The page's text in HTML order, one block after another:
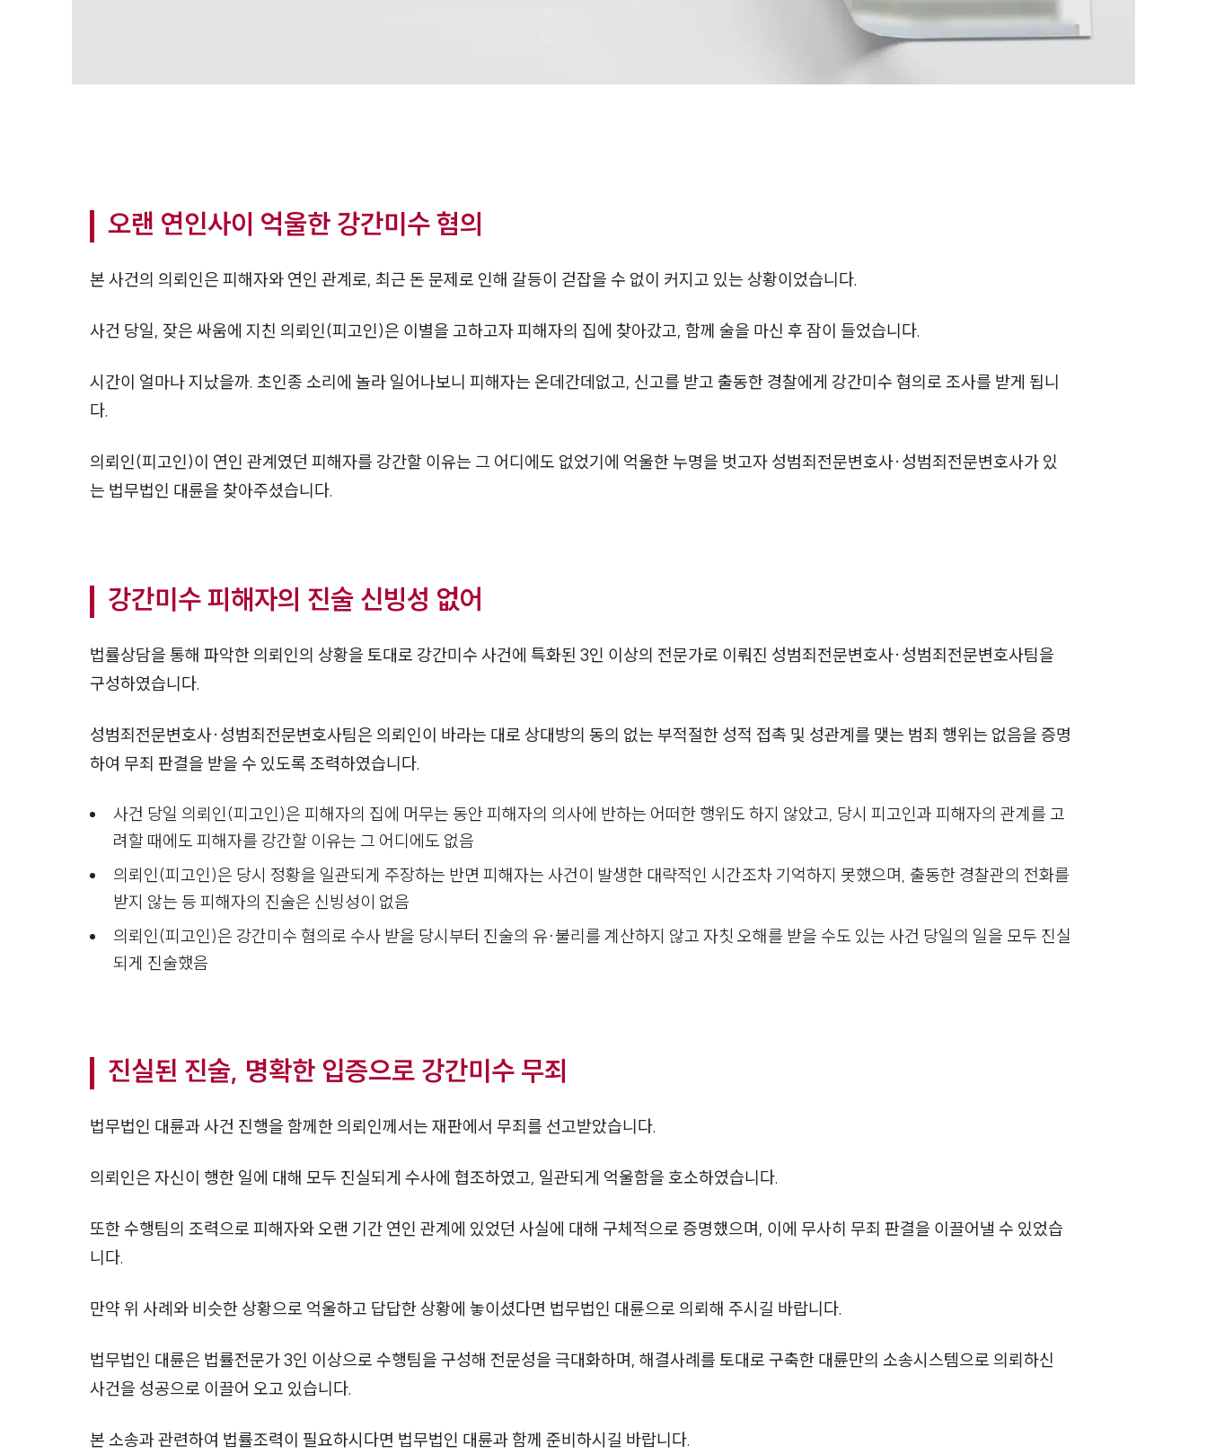
대륜의 강점
글로벌 파트너 로펌
주요 업무사례
법률정보
고객후기
업무분야
법률 블로그
세미나
오랜 연인사이 억울한 강간미수 혐의
본 사건의 의뢰인은 피해자와 연인 관계로, 최근 돈 문제로 인해 갈등이 걷잡을 수 없이 커지고 있는 상황이었습니다.
사건 당일, 잦은 싸움에 지친 의뢰인(피고인)은 이별을 고하고자 피해자의 집에 찾아갔고, 함께 술을 마신 후 잠이 들었습니다.
시간이 얼마나 지났을까. 초인종 소리에 놀라 일어나보니 피해자는 온데간데없고, 신고를 받고 출동한 경찰에게 강간미수 혐의로 조사를 받게 됩니
다.
의뢰인(피고인)이 연인 관계였던 피해자를 강간할 이유는 그 어디에도 없었기에 억울한 누명을 벗고자 성범죄전문변호사·성범죄전문변호사가 있
는 법무법인 대륜을 찾아주셨습니다.
강간미수 피해자의 진술 신빙성 없어
법률상담을 통해 파악한 의뢰인의 상황을 토대로 강간미수 사건에 특화된 3인 이상의 전문가로 이뤄진 성범죄전문변호사·성범죄전문변호사팀을
구성하였습니다.
성범죄전문변호사·성범죄전문변호사팀은 의뢰인이 바라는 대로 상대방의 동의 없는 부적절한 성적 접촉 및 성관계를 맺는 범죄 행위는 없음을 증명
하여 무죄 판결을 받을 수 있도록 조력하였습니다.
사건 당일 의뢰인(피고인)은 피해자의 집에 머무는 동안 피해자의 의사에 반하는 어떠한 행위도 하지 않았고, 당시 피고인과 피해자의 관계를 고
려할 때에도 피해자를 강간할 이유는 그 어디에도 없음
의뢰인(피고인)은 당시 정황을 일관되게 주장하는 반면 피해자는 사건이 발생한 대략적인 시간조차 기억하지 못했으며, 출동한 경찰관의 전화를
받지 않는 등 피해자의 진술은 신빙성이 없음
의뢰인(피고인)은 강간미수 혐의로 수사 받을 당시부터 진술의 유·불리를 계산하지 않고 자칫 오해를 받을 수도 있는 사건 당일의 일을 모두 진실
되게 진술했음
진실된 진술, 명확한 입증으로 강간미수 무죄
법무법인 대륜과 사건 진행을 함께한 의뢰인께서는 재판에서 무죄를 선고받았습니다.
의뢰인은 자신이 행한 일에 대해 모두 진실되게 수사에 협조하였고, 일관되게 억울함을 호소하였습니다.
또한 수행팀의 조력으로 피해자와 오랜 기간 연인 관계에 있었던 사실에 대해 구체적으로 증명했으며, 이에 무사히 무죄 판결을 이끌어낼 수 있었습
니다.
만약 위 사례와 비슷한 상황으로 억울하고 답답한 상황에 놓이셨다면 법무법인 대륜으로 의뢰해 주시길 바랍니다.
법무법인 대륜은 법률전문가 3인 이상으로 수행팀을 구성해 전문성을 극대화하며, 해결사례를 토대로 구축한 대륜만의 소송시스템으로 의뢰하신
사건을 성공으로 이끌어 오고 있습니다.
본 소송과 관련하여 법률조력이 필요하시다면 법무법인 대륜과 함께 준비하시길 바랍니다.